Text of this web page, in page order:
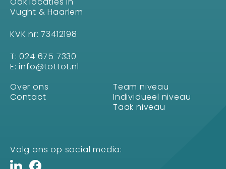
Vught & Haarlem
KVK nr: 73412198
T:024 675 7330
E:info@tottot.nl
Over ons
Contact
Team niveau
Individueel niveau
Taak niveau
Volg ons op social media: